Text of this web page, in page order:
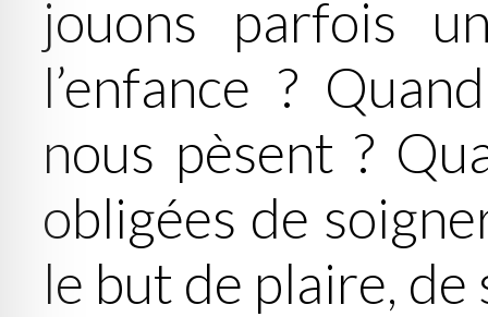
jouons parfois
l’enfance ?
nous pèsent ?
obligées de
le but de plaire, de